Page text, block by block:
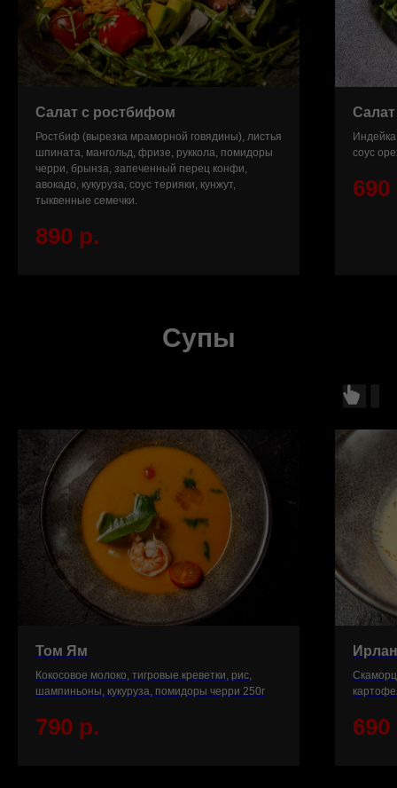
Салат с ростбифом
Ростбиф (вырезка мраморной говядины), листья
шпината, мангольд, фризе, руккола, помидоры
черри, брынза, запеченный перец конфи,
авокадо, кукуруза, соус терияки, кунжут,
тыквенные семечки.
890 р.
соус
690
Супы
Том Ям
Кокосовое молоко, тигровые креветки, рис,
шампиньоны, кукуруза, помидоры черри 250г
790 р. 690